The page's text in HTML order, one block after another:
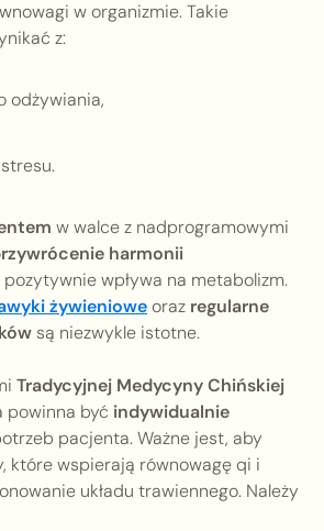
w organizmie. Takie
z:
odżywiania,
w walce z nadprogramowymi
harmonii
pozytywnie wpływa na metabolizm.
żywienioweoraz regularne
są niezwykle istotne.
Tradycyjnej Medycyny Chińskiej
powinna być indywidualnie
pacjenta. Ważne jest, aby
które wspierają równowagę qi i
układu trawiennego. Należy